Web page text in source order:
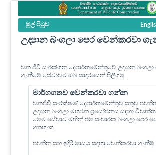
මුල් පි‍ටුව
උද්‍යාන බංගලා පෙර වෙන්කරවා
වන ජීවී සංරක්ශන දෙපාර්තමේන්තුවේ උද්‍යාන
ගැනීමේ සේවාවට ඔබ සාදරයෙන් පිලිගමු.
මාර්ගගතව වෙන්කරවා ගන්න
වනජීවී සංරක්ෂණ දෙපාර්තමේන්තුව සතුව
උද්‍යාන බංගලා මහජන ප්‍රයෝජනය සඳහා
මෙම සේවාව මඟින් එම සංචාරක බංගලා පෙර
ගතහැක.
පවතින සහ ඉදිරි මාසය සඳහා වෙන්කරවා ගැනීම්